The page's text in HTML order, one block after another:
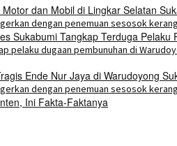
dan Mobil di Lingkar Selatan
Sukabumi Tangkap Terduga Pelaku
Ende Nur Jaya di Warudoyong
Ini Fakta-Faktanya